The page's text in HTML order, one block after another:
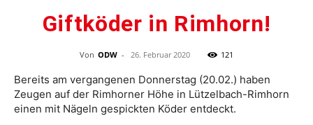
Giftköder in Rimhorn!
Von ODW - 26. Februar 2020 121
Bereits am vergangenen Donnerstag (20.02.) haben
Zeugen auf der Rimhorner Höhe in Lützelbach-Rimhorn
einen mit Nägeln gespickten Köder entdeckt.